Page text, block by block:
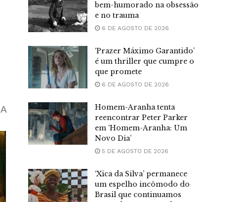
A
bem-humorado na obsessão
e no trauma
6 DE AGOSTO DE 2026
‘Prazer Máximo Garantido’
é um thriller que cumpre o
que promete
6 DE AGOSTO DE 2026
Homem-Aranha tenta
reencontrar Peter Parker
em ‘Homem-Aranha: Um
Novo Dia’
5 DE AGOSTO DE 2026
‘Xica da Silva’ permanece
um espelho incômodo do
Brasil que continuamos